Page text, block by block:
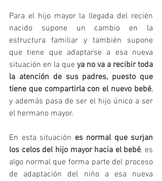
Para el hijo mayor la llegada del recién
nacido supone un cambio en la
estructura familiar y también supone
que tiene que adaptarse a esa nueva
situación en la que ya no va a recibir toda
la atención de sus padres, puesto que
tiene que compartirla con el nuevo bebé,
y además pasa de ser el hijo único a ser
el hermano mayor.
En esta situación es normal que surjan
los celos del hijo mayor hacia el bebé, es
algo normal que forma parte del proceso
de adaptación del niño a esa nueva